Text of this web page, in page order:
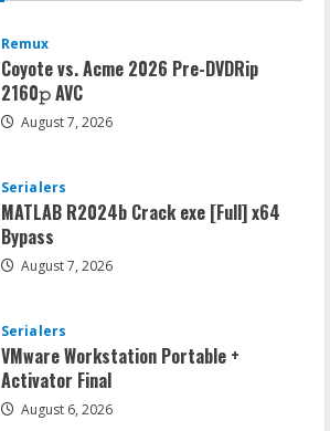
Remux
Coyote vs. Acme 2026 Pre-DVDRip
2160𝚙 AVC
August 7, 2026
Serialers
MATLAB R2024b Crack exe [Full] x64
Bypass
August 7, 2026
Serialers
VMware Workstation Portable +
Activator Final
August 6, 2026